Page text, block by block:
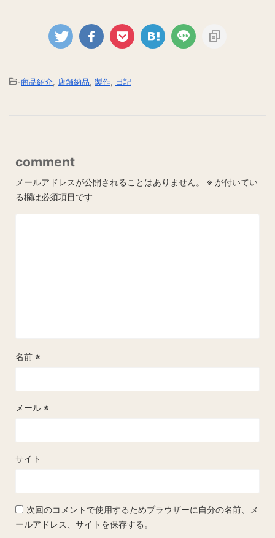
-商品紹介 店舗納品 製作 日記
comment
メールアドレスが公開されることはありません。 ※ が付いてい
る欄は必須項目です
名前 ※
メール ※
サイト
次回のコメントで使用するためブラウザーに自分の名前、メ
ールアドレス、サイトを保存する。